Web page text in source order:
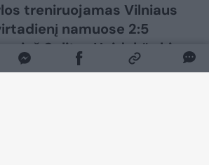
treniruojamas Vilniaus
namuose 2:5
prieš Splito „Hajduk“ ekipą.
klubo strategui po